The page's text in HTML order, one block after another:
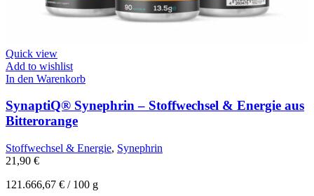
Quick view
Add to wishlist
In den Warenkorb
SynaptiQ® Synephrin – Stoffwechsel & Energie aus
Bitterorange
Stoffwechsel & Energie, Synephrin
21,90 €
121.666,67 € / 100 g